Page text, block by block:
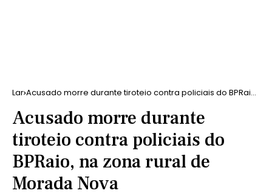
Lar Acusado morre durante tiroteio contra policiais do BPRaio,
Acusado morre durante
tiroteio contra policiais do
BPRaio, na zona rural de
Morada Nova